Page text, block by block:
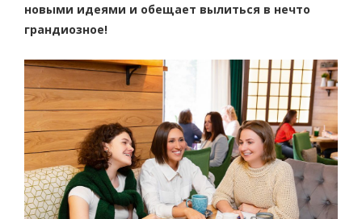
новыми идеями и обещает вылиться в нечто
грандиозное!